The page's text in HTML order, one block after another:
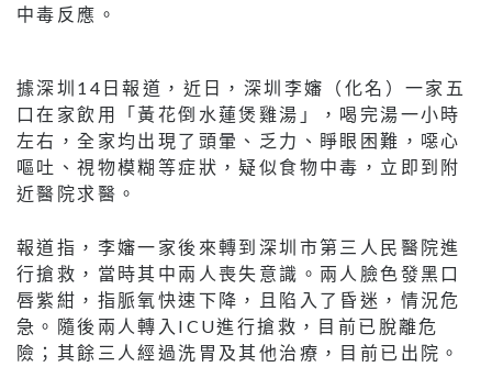
中毒反應。
據深圳14日報道，近日，深圳李嬸（化名）一家五
口在家飲用「黃花倒水蓮煲雞湯」，喝完湯一小時
左右，全家均出現了頭暈、乏力、睜眼困難，噁心
嘔吐、視物模糊等症狀，疑似食物中毒，立即到附
近醫院求醫。
報道指，李嬸一家後來轉到深圳市第三人民醫院進
行搶救，當時其中兩人喪失意識。兩人臉色發黑口
唇紫紺，指脈氧快速下降，且陷入了昏迷，情況危
急。隨後兩人轉入ICU進行搶救，目前已脫離危
險；其餘三人經過洗胃及其他治療，目前已出院。